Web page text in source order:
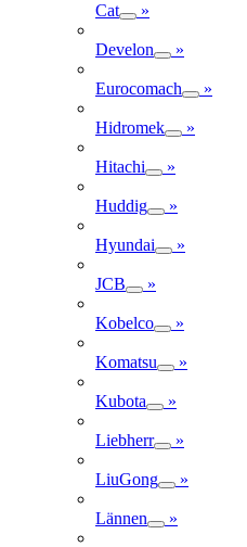
Cat »
Develon »
Eurocomach »
Hidromek »
Hitachi »
Huddig »
Hyundai »
JCB »
Kobelco »
Komatsu »
Kubota »
Liebherr »
LiuGong »
Lännen »